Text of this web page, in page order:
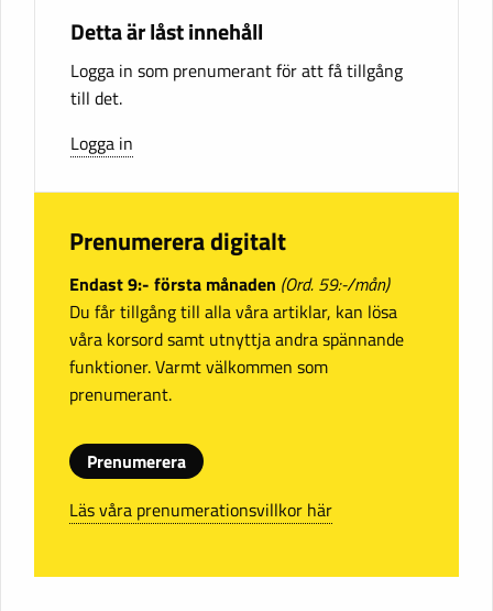
Detta är låst innehåll
Logga in som prenumerant för att få tillgång
till det.
Logga in
Prenumerera digitalt
Endast 9:- första månaden (Ord. 59:-/mån)
Du får tillgång till alla våra artiklar, kan lösa
våra korsord samt utnyttja andra spännande
funktioner. Varmt välkommen som
prenumerant.
Prenumerera
Läs våra prenumerationsvillkor här